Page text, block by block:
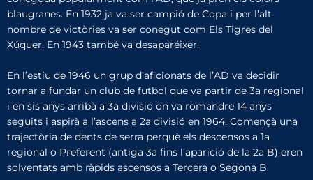
blaugranes. En 1932 ja va ser campió de Copa i per l’alt
nombre de victòries va ser conegut com Els Tigres del
Xúquer. En 1943 també va desaparéixer.
En l’estiu de 1946 un grup d’aficionats de l’AD va decidir
tornar a fundar un club de futbol que va partir de 3a regional
i en sis anys arribà a 3a divisió on va romandre 14 anys
seguits i aspirà a l’ascens a 2a divisió en 1964. Començà una
trajectòria de dents de serra perquè els descensos a 1a
regional o Preferent (antiga 3a fins l’aparició de la 2a B) eren
solventats amb ràpids ascensos a Tercera o Segona B.